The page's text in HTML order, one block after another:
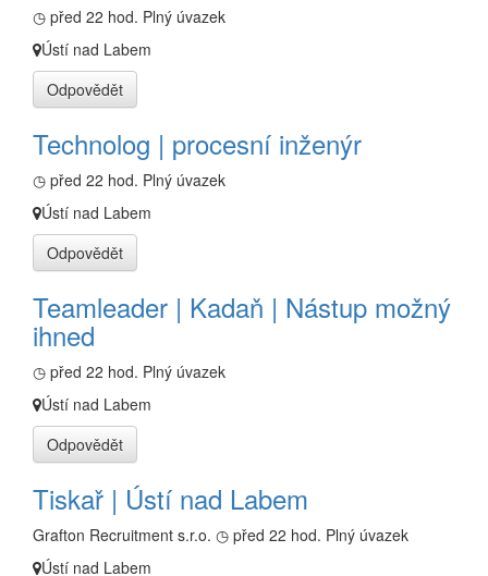
◷ před 22 hod. Plný úvazek
Ústí nad Labem
Odpovědět
Technolog | procesní inženýr
◷ před 22 hod. Plný úvazek
Ústí nad Labem
Odpovědět
Teamleader | Kadaň | Nástup možný
ihned
◷ před 22 hod. Plný úvazek
Ústí nad Labem
Odpovědět
Tiskař | Ústí nad Labem
Grafton Recruitment s.r.o. ◷ před 22 hod. Plný úvazek
Ústí nad Labem